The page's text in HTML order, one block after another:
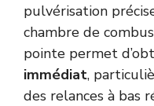
pulvérisation
chambre de
pointe permet
immédiat,
des relances à bas